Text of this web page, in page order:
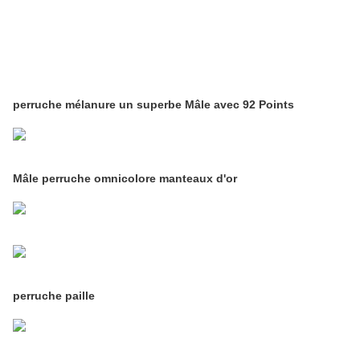
perruche mélanure un superbe Mâle avec 92 Points
Mâle perruche omnicolore manteaux d'or
perruche paille